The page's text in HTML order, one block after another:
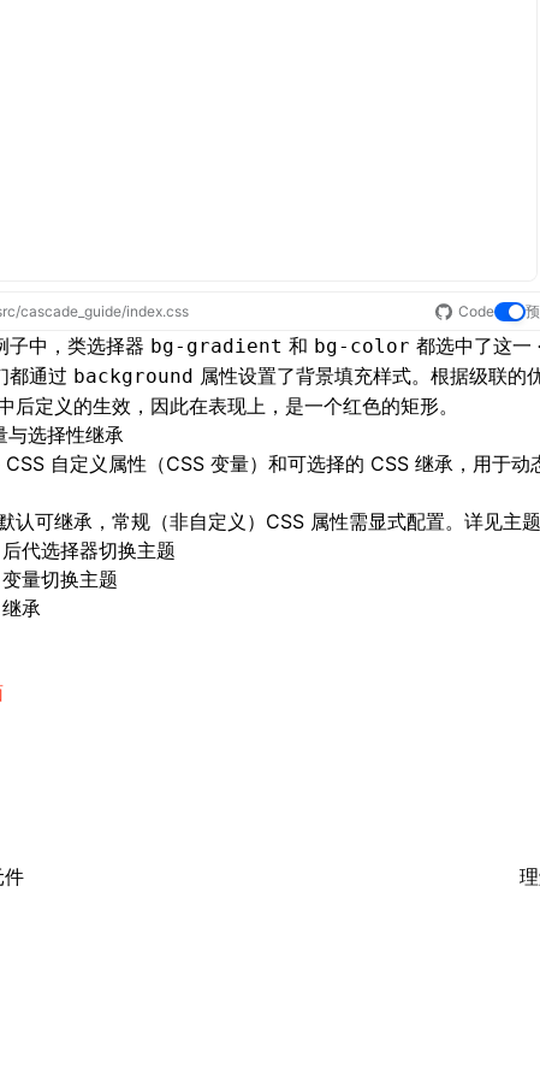
cascade_guide/index.css Code
子中，类选择器 bg-gradient 和 bg-color 都选中了这一
都通过 background 属性设置了背景填充样式。根据级联的
后定义的生效，因此在表现上，是一个红色的矩形。
与选择性继承
CSS 自定义属性 （CSS 变量）和可选择的 CSS 继承，用于动
认可继承，常规（非自定义）CSS 属性需显式配置。详见主题
代选择器切换主题
量切换主题
承
件